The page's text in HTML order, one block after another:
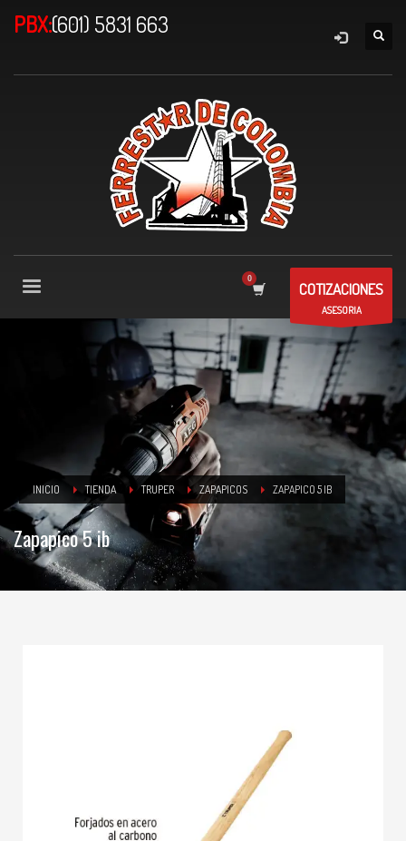
PBX:(601) 5831 663
COTIZACIONES
ASESORIA
INICIO TIENDA TRUPER ZAPAPICOS ZAPAPICO 5 IB
Zapapico 5 ib